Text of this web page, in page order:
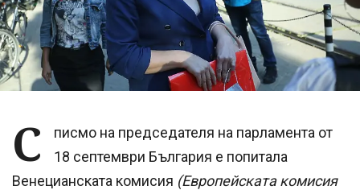
С
писмо на председателя на парламента от
18 септември България е попитала
Венецианската комисия (Европейската комисия